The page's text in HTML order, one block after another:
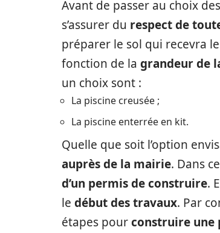
Avant de passer au choix des
s’assurer du respect de
préparer le sol qui recevra
fonction de la grandeur de
un choix sont :
La piscine creusée ;
La piscine enterrée en kit.
Quelle que soit l’option
auprès de la mairie. Dans
d’un permis de construire.
le début des travaux. Par
étapes pourconstruire une